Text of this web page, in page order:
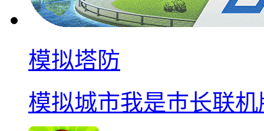
模拟塔防
模拟城市我是巿长联机